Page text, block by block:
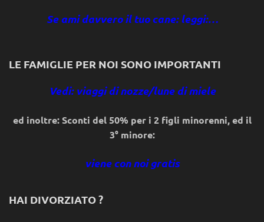
Se ami davvero il tuo cane: leggi:…
LE FAMIGLIE PER NOI SONO IMPORTANTI
Vedi: viaggi di nozze/lune di miele
ed inoltre: Sconti del 50% per i 2 figli minorenni, ed il
3° minore:
viene con noi gratis
HAI DIVORZIATO ?